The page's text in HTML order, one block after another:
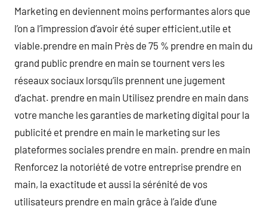
Marketing en deviennent moins performantes alors que
l’on a l’impression d’avoir été super efficient,utile et
viable.prendre en main Près de 75 % prendre en main du
grand public prendre en main se tournent vers les
réseaux sociaux lorsqu’ils prennent une jugement
d’achat. prendre en main Utilisez prendre en main dans
votre manche les garanties de marketing digital pour la
publicité et prendre en main le marketing sur les
plateformes sociales prendre en main. prendre en main
Renforcez la notoriété de votre entreprise prendre en
main, la exactitude et aussi la sérénité de vos
utilisateurs prendre en main grâce à l’aide d’une